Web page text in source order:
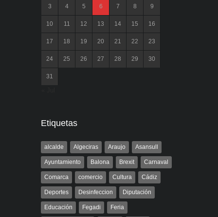
3 4 5 6 7 8 9
10 11 12 13 14 15 16
17 18 19 20 21 22 23
24 25 26 27 28 29 30
31
Etiquetas
alcalde Algeciras Araujo Asansull
Ayuntamiento Balona Brexit Carnaval
Comarca comercio Cultura Cádiz
Deportes Desinfeccion Diputación
Educación Fegadi Feria